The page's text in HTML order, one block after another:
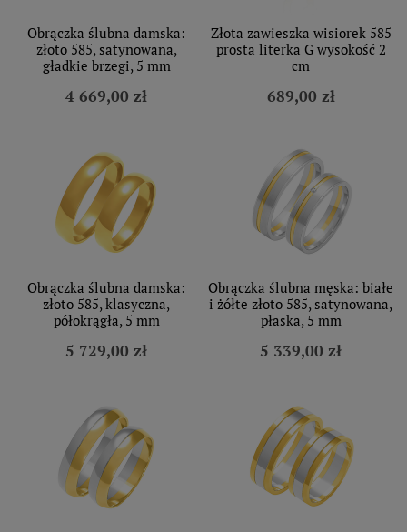
Obrączka ślubna damska:
złoto 585, satynowana,
gładkie brzegi, 5 mm
4 669,00 zł
Złota zawieszka wisiorek 585
prosta literka G wysokość 2
cm
689,00 zł
Obrączka ślubna damska:
złoto 585, klasyczna,
półokrągła, 5 mm
5 729,00 zł
Obrączka ślubna męska: białe
i żółte złoto 585, satynowana,
płaska, 5 mm
5 339,00 zł